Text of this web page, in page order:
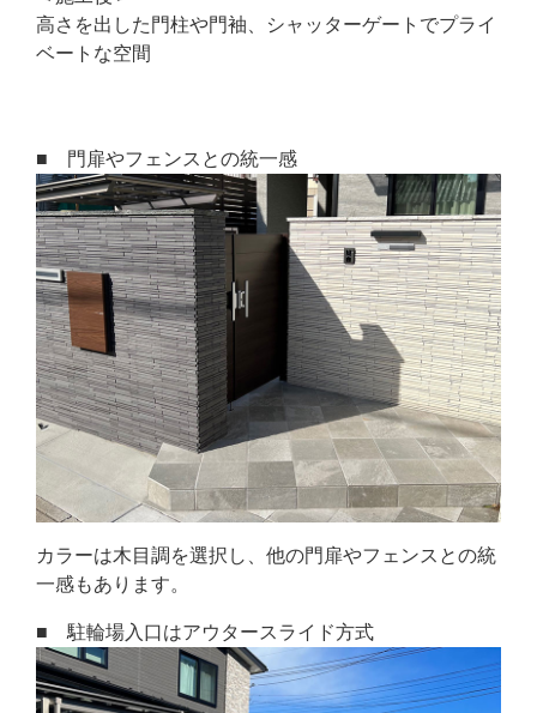
高さを出した門柱や門袖、シャッターゲートでプライ
ベートな空間
■ 門扉やフェンスとの統一感
カラーは木目調を選択し、他の門扉やフェンスとの統
一感もあります。
■ 駐輪場入口はアウタースライド方式